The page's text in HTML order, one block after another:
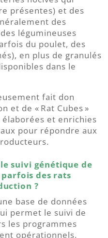
présentes) et des
des
légumineuses
du poulet, des
en plus de granulés
dans le
fait don
et de « Rat Cubes »
et enrichies
pour répondre aux
suivi génétique de
des rats
?
base de données
permet le suivi de
les programmes
opérationnels.